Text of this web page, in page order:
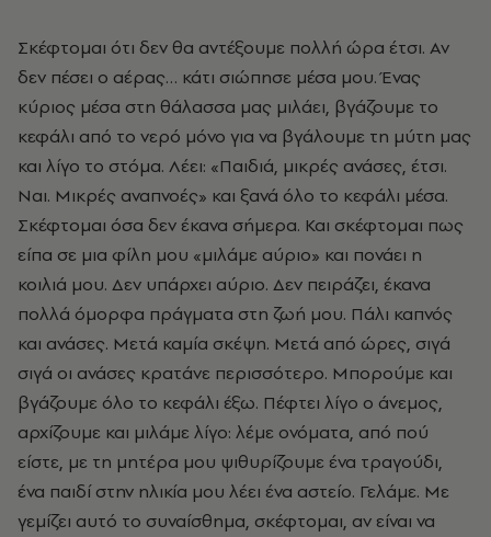
Σκέφτομαι ότι δεν θα αντέξουμε πολλή ώρα έτσι. Αν
δεν πέσει ο αέρας… κάτι σιώπησε μέσα μου. Ένας
κύριος μέσα στη θάλασσα μας μιλάει, βγάζουμε το
κεφάλι από το νερό μόνο για να βγάλουμε τη μύτη μας
και λίγο το στόμα. Λέει: «Παιδιά, μικρές ανάσες, έτσι.
Ναι. Μικρές αναπνοές» και ξανά όλο το κεφάλι μέσα.
Σκέφτομαι όσα δεν έκανα σήμερα. Και σκέφτομαι πως
είπα σε μια φίλη μου «μιλάμε αύριο» και πονάει η
κοιλιά μου. Δεν υπάρχει αύριο. Δεν πειράζει, έκανα
πολλά όμορφα πράγματα στη ζωή μου. Πάλι καπνός
και ανάσες. Μετά καμία σκέψη. Μετά από ώρες, σιγά
σιγά οι ανάσες κρατάνε περισσότερο. Μπορούμε και
βγάζουμε όλο το κεφάλι έξω. Πέφτει λίγο ο άνεμος,
αρχίζουμε και μιλάμε λίγο: λέμε ονόματα, από πού
είστε, με τη μητέρα μου ψιθυρίζουμε ένα τραγούδι,
ένα παιδί στην ηλικία μου λέει ένα αστείο. Γελάμε. Με
γεμίζει αυτό το συναίσθημα, σκέφτομαι, αν είναι να